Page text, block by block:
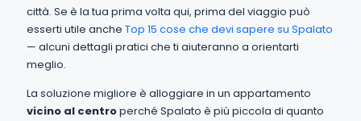
città. Se è la tua prima volta qui, prima del viaggio può
esserti utile anche Top 15 cose che devi sapere su Spalato
— alcuni dettagli pratici che ti aiuteranno a orientarti
meglio.
La soluzione migliore è alloggiare in un appartamento
vicino al centroperché Spalato è più piccola di quanto